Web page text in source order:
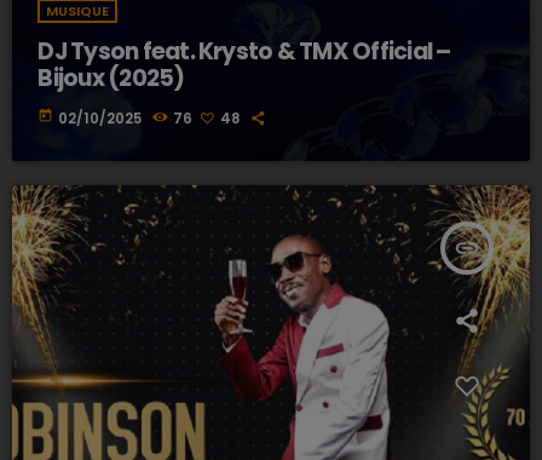
MUSIQUE
DJ Tyson feat. Krysto & TMX Official –
Bijoux (2025)
today 02/10/2025 76 48
insert_link